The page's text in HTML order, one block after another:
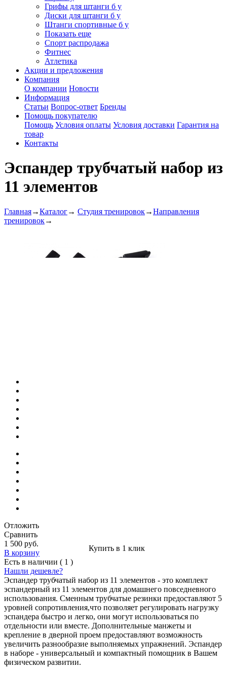
Грифы для штанги б у
Диски для штанги б у
Штанги спортивные б у
Показать еще
Спорт распродажа
Фитнес
Атлетика
Акции и предложения
Компания
О компании Новости
Информация
Статьи Вопрос-ответ Бренды
Помощь покупателю
Помощь Условия оплаты Условия доставки Гарантия на
товар
Контакты
Эспандер трубчатый набор из
11 элементов
Главная→Каталог→ Студия тренировок→Направления
тренировок→
Отложить
Сравнить
1 500 руб.
В корзину
Купить в 1 клик
Есть в наличии ( 1 )
Нашли дешевле?
Эспандер трубчатый набор из 11 элементов - это комплект
эспандерный из 11 элементов для домашнего повседневного
использования. Сменным трубчатые резинки предоставляют 5
уровней сопротивления,что позволяет регулировать нагрузку
эспандера быстро и легко, они могут использоваться по
отдельности или вместе. Дополнительные манжеты и
крепление в дверной проем предоставляют возможность
увеличить разнообразие выполняемых упражнений. Эспандер
в наборе - универсальный и компактный помощник в Вашем
физическом развитии.